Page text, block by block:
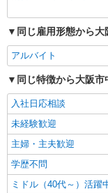
同じ雇用形態から
アルバイト
同じ特徴から大阪
入社日応相談
未経験歓迎
主婦・主夫歓迎
学歴不問
ミドル（40代～）活躍